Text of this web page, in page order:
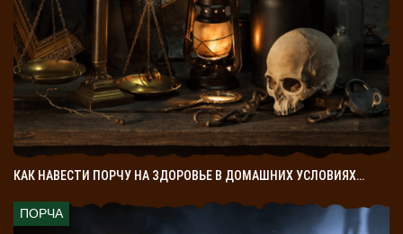
КАК НАВЕСТИ ПОРЧУ НА ЗДОРОВЬЕ В ДОМАШНИХ УСЛОВИЯХ…
ПОРЧА